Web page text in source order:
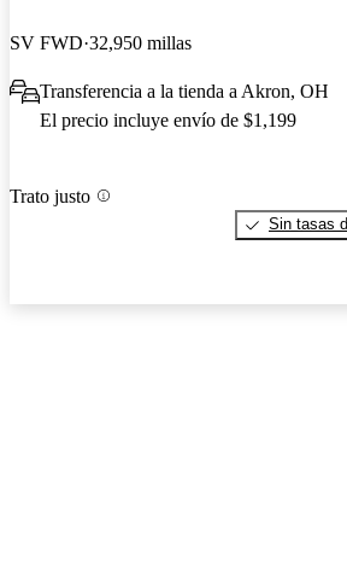
SV FWD 32,950 millas
Transferencia a la tienda a Akron, OH
El precio incluye envío de $1,199
Trato justo
Sin tasas